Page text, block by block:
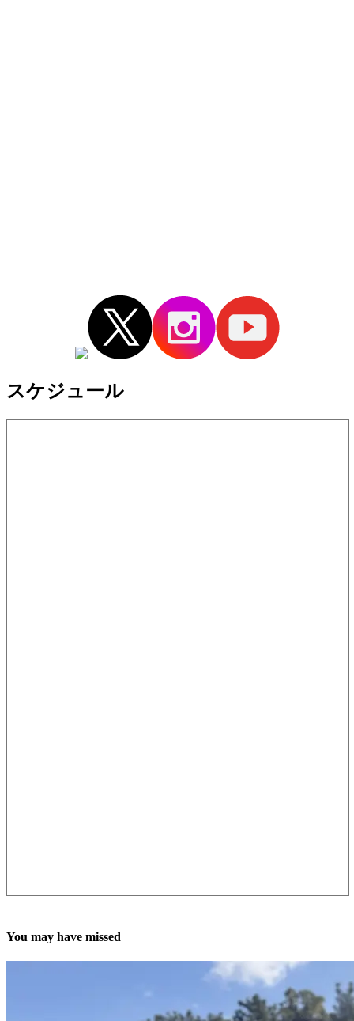
スケジュール
You may have missed